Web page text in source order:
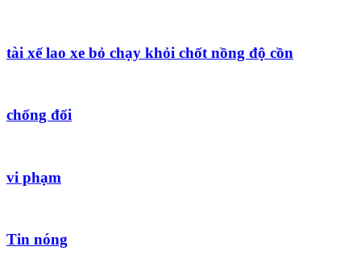
tài xế lao xe bỏ chạy khỏi chốt nồng độ cồn
chống đối
vi phạm
Tin nóng